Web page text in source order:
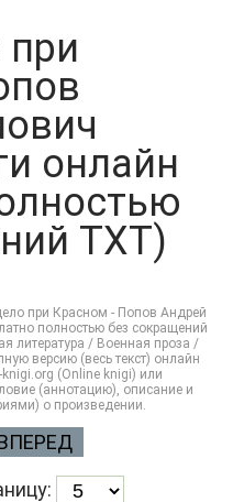
при
онлайн
TXT)
при Красном - Попов Андрей
полностью без сокращений
литература / Военная проза /
версию (весь текст) онлайн
knigi.org (Online knigi) или
(аннотацию), описание и
о произведении.